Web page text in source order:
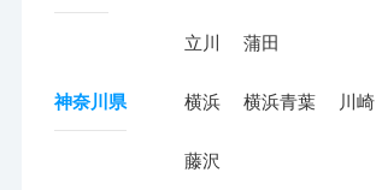
立川 蒲田
神奈川県 横浜 横浜青葉 川崎
藤沢